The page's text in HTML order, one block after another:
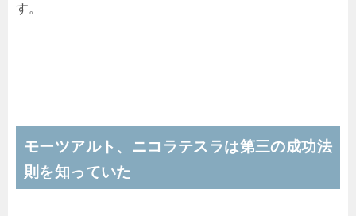
す。
モーツアルト、ニコラテスラは第三の成功法
則を知っていた